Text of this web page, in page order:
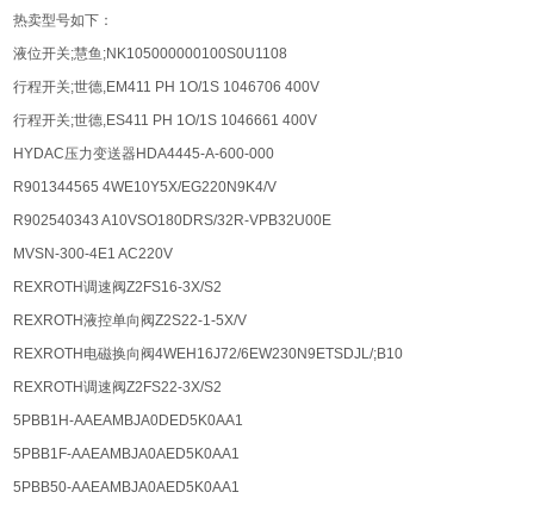
热卖型号如下：
液位开关;慧鱼;NK105000000100S0U1108
行程开关;世德,EM411 PH 1O/1S 1046706 400V
行程开关;世德,ES411 PH 1O/1S 1046661 400V
HYDAC压力变送器HDA4445-A-600-000
R901344565 4WE10Y5X/EG220N9K4/V
R902540343 A10VSO180DRS/32R-VPB32U00E
MVSN-300-4E1 AC220V
REXROTH调速阀Z2FS16-3X/S2
REXROTH液控单向阀Z2S22-1-5X/V
REXROTH电磁换向阀4WEH16J72/6EW230N9ETSDJL/;B10
REXROTH调速阀Z2FS22-3X/S2
5PBB1H-AAEAMBJA0DED5K0AA1
5PBB1F-AAEAMBJA0AED5K0AA1
5PBB50-AAEAMBJA0AED5K0AA1